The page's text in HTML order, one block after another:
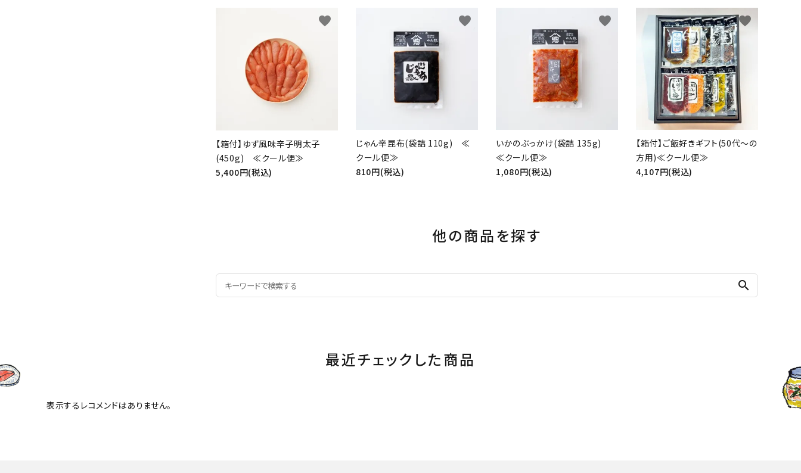
【箱付】ゆず風味辛子明太子
(450g) ≪クール便≫
5,400円(税込)
favorite
じゃん辛昆布(袋詰 110g) ≪
クール便≫
810円(税込)
favorite
いかのぶっかけ(袋詰 135g)
≪クール便≫
1,080円(税込)
favorite
【箱付】ご飯好きギフト(50代～の
方用)≪クール便≫
4,107円(税込)
favorite
他の商品を探す
search
最近チェックした商品
表示するレコメンドはありません。